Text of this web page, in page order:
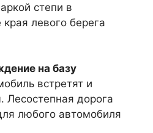
степи в
левого берега
на базу
встретят и
Лесостепная дорога
любого автомобиля